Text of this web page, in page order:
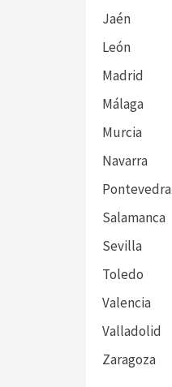
Jaén
León
Madrid
Málaga
Murcia
Navarra
Pontevedra
Salamanca
Sevilla
Toledo
Valencia
Valladolid
Zaragoza